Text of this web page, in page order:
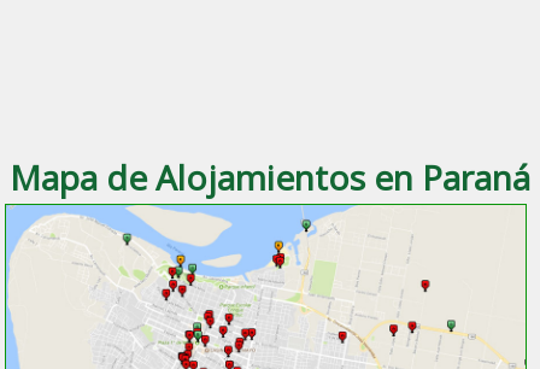
Mapa de Alojamientos en Paraná